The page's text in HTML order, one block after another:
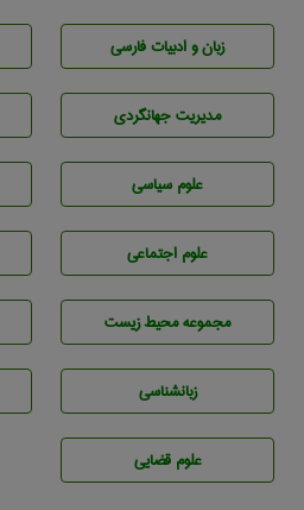
زبان و ادبيات فارسی
مديريت جهانگردی
علوم سياسی
علوم اجتماعی
مجموعه محيط زيست
زبانشناسی
علوم قضایی